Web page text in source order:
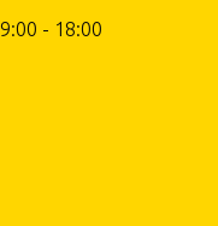
- 18:00